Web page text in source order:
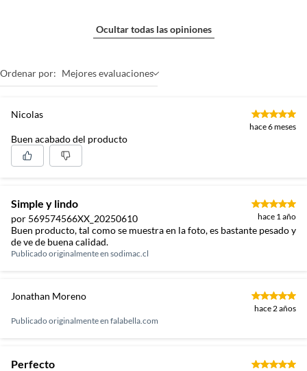
Ocultar todas las opiniones
Ordenar por: Mejores evaluaciones
Nicolas
hace 6 meses
Buen acabado del producto
Simple y lindo
por 569574566XX_20250610 hace 1 año
Buen producto, tal como se muestra en la foto, es bastante pesado y
de ve de buena calidad.
Publicado originalmente en sodimac.cl
Jonathan Moreno
hace 2 años
Publicado originalmente en falabella.com
Perfecto